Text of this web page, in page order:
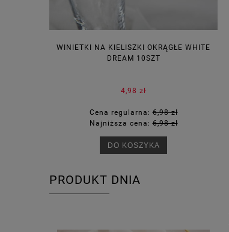
WINIETKI NA KIELISZKI OKRĄGŁE WHITE
DREAM 10SZT
4,98 zł
Cena regularna:6,98 zł
Najniższa cena:6,98 zł
DO KOSZYKA
PRODUKT DNIA